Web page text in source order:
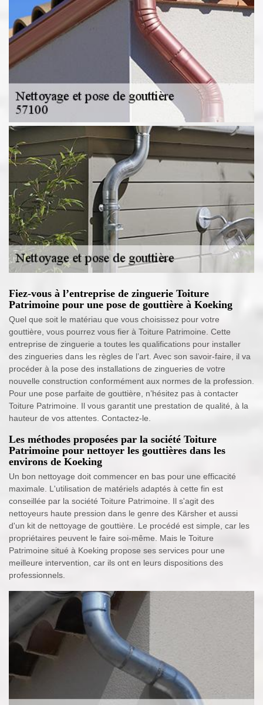
Fiez-vous à l’entreprise de zinguerie Toiture
Patrimoine pour une pose de gouttière à Koeking
Quel que soit le matériau que vous choisissez pour votre
gouttière, vous pourrez vous fier à Toiture Patrimoine. Cette
entreprise de zinguerie a toutes les qualifications pour installer
des zingueries dans les règles de l’art. Avec son savoir-faire, il va
procéder à la pose des installations de zingueries de votre
nouvelle construction conformément aux normes de la profession.
Pour une pose parfaite de gouttière, n’hésitez pas à contacter
Toiture Patrimoine. Il vous garantit une prestation de qualité, à la
hauteur de vos attentes. Contactez-le.
Les méthodes proposées par la société Toiture
Patrimoine pour nettoyer les gouttières dans les
environs de Koeking
Un bon nettoyage doit commencer en bas pour une efficacité
maximale. L'utilisation de matériels adaptés à cette fin est
conseillée par la société Toiture Patrimoine. Il s'agit des
nettoyeurs haute pression dans le genre des Kärsher et aussi
d'un kit de nettoyage de gouttière. Le procédé est simple, car les
propriétaires peuvent le faire soi-même. Mais le Toiture
Patrimoine situé à Koeking propose ses services pour une
meilleure intervention, car ils ont en leurs dispositions des
professionnels.